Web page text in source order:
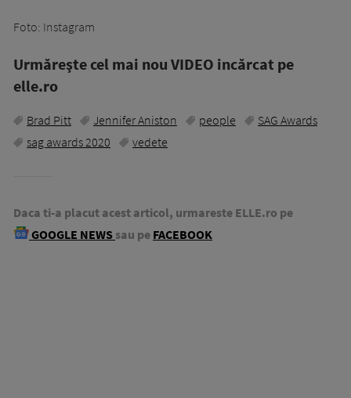
Foto: Instagram
Urmăreşte cel mai nou VIDEO incărcat pe
elle.ro
Brad Pitt Jennifer Aniston people
SAG Awards
sag awards 2020
vedete
Daca ti-a placut acest articol, urmareste ELLE.ro pe
GOOGLE NEWS sau pe FACEBOOK